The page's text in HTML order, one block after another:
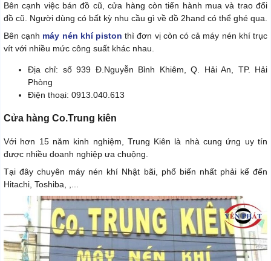
Bên cạnh việc bán đồ cũ, cửa hàng còn tiến hành mua và trao đổi
đồ cũ. Người dùng có bất kỳ nhu cầu gì về đồ 2hand có thể ghé qua.
Bên cạnh máy nén khí pistonthì đơn vị còn có cả máy nén khí trục
vít với nhiều mức công suất khác nhau.
Địa chỉ: số 939 Đ.Nguyễn Bỉnh Khiêm, Q. Hải An, TP. Hải
Phòng
Điện thoại: 0913.040.613
Cửa hàng Co.Trung kiên
Với hơn 15 năm kinh nghiệm, Trung Kiên là nhà cung ứng uy tín
được nhiều doanh nghiệp ưa chuộng.
Tại đây chuyên máy nén khí Nhật bãi, phổ biến nhất phải kể đến
Hitachi, Toshiba, ,...